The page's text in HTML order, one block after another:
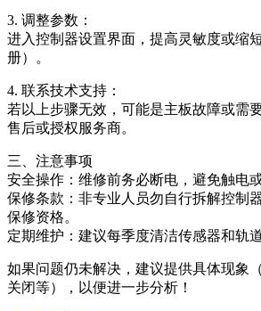
3. 调整参数：
进入控制器设置界面，提高灵敏度或缩
册）。
4. 联系技术支持：
若以上步骤无效，可能是主板故障或需
售后或授权服务商。
三、注意事项
安全操作：维修前务必断电，避免触电
保修条款：非专业人员勿自行拆解控制
保修资格。
定期维护：建议每季度清洁传感器和轨
如果问题仍未解决，建议提供具体现象
关闭等），以便进一步分析！